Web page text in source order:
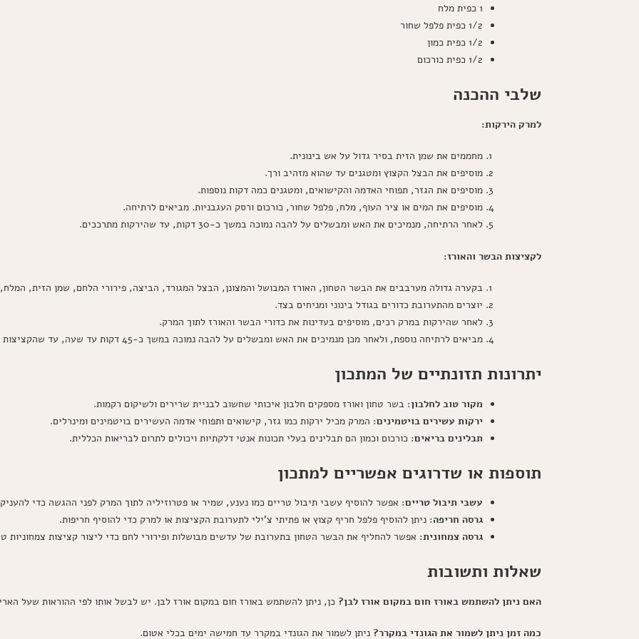
1 כפית מלח
1/2 כפית פלפל שחור
1/2 כפית כמון
1/2 כפית כורכום
שלבי ההכנה
למרק הירקות:
מחממים את שמן הזית בסיר גדול על אש בינונית.
מוסיפים את הבצל הקצוץ ומטגנים עד שהוא מזהיב ורך.
מוסיפים את הגזר, תפוחי האדמה והקישואים, ומטגנים כמה דקות נוספות.
מוסיפים את המים או ציר העוף, מלח, פלפל שחור, כורכום ורסק העגבניות. מביאים לרתיחה.
לאחר הרתיחה, מנמיכים את האש ומבשלים על להבה נמוכה במשך כ-30 דקות, עד שהירקות מתרככים.
לקציצות הבשר והאורז:
בקערה גדולה מערבבים את הבשר הטחון, האורז המבושל והמצונן, הבצל המגורד, הביצה, פירורי הלחם, שמן הזית, המלח,
יוצרים מהתערובת כדורים בגודל בינוני ומניחים בצד.
לאחר שהירקות במרק רכים, מוסיפים בעדינות את כדורי הבשר והאורז לתוך המרק.
מביאים לרתיחה נוספת, ולאחר מכן מנמיכים את האש ומבשלים על להבה נמוכה במשך כ-45 דקות עד שעה, עד שהקציצות מבושלות לחלוטין.
יתרונות תזונתיים של המתכון
מקור טוב לחלבון: בשר טחון ואורז מספקים חלבון איכותי שחשוב לבניית שרירים ולשיקום רקמות.
ירקות עשירים בויטמינים: המרק מכיל ירקות כמו גזר, קישואים ותפוחי אדמה העשירים בויטמינים ומינרלים.
תבלינים בריאים: כורכום וכמון הם תבלינים בעלי תכונות אנטי דלקתיות ויכולים לתרום לבריאות הכללית.
תוספות או שדרוגים אפשריים למתכון
עשבי תיבול טריים: אפשר להוסיף עשבי תיבול טריים כמו נענע, שמיר או פטרוזיליה לתוך המרק לפני ההגשה כדי להעניק
גרסה חריפה: ניתן להוסיף פלפל חריף קצוץ או פתיתי צ'ילי לתערובת הקציצות או למרק כדי להוסיף חריפות.
גרסה צמחונית: אפשר להחליף את הבשר הטחון בתערובת של עדשים מבושלות ופירורי לחם כדי ליצור קציצות צמחוניות
שאלות ותשובות
האם ניתן להשתמש באורז חום במקום אורז לבן? כן, ניתן להשתמש באורז חום במקום אורז לבן. יש לבשל אותו לפי ההוראות שעל
כמה זמן ניתן לשמור את הגונדי במקרר? ניתן לשמור את הגונדי במקרר עד חמישה ימים בכלי אטום.